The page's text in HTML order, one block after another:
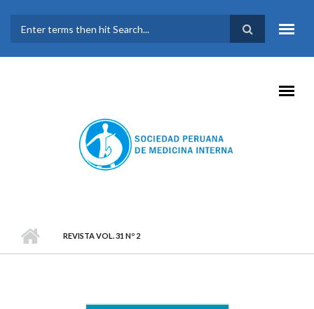
FORMULARIO DE
BÚSQUEDA
REVISTA VOL. 31 Nº 2